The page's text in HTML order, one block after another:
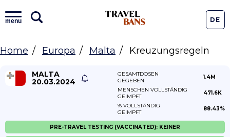
menu DE
Home Europa Malta Kreuzungsregeln
MALTA
20.03.2024
GESAMTDOSEN
GEGEBEN
1.4M
MENSCHEN VOLLSTÄNDIG
GEIMPFT
471.6K
% VOLLSTÄNDIG
GEIMPFT
88.43%
PRE-TRAVEL TESTING (VACCINATED): KEINER